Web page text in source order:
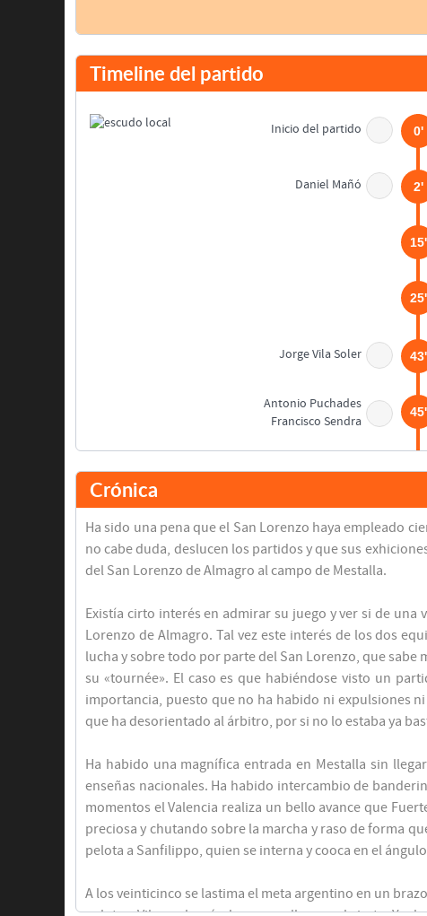
Timeline del partido
Inicio del partido 0'
Daniel Mañó 2'
15'
25'
Jorge Vila Soler 43'
Antonio Puchades
Francisco Sendra
45'
45'
45'
45'
Manuel Badenes
Jorge Vila Soler
45'
57'
Crónica
Ha sido una pena que el San Lorenzo haya empleado
no cabe duda, deslucen los partidos y que sus
del San Lorenzo de Almagro al campo de Mestalla.
Existía cirto interés en admirar su juego y ver si de
Lorenzo de Almagro. Tal vez este interés de los dos
lucha y sobre todo por parte del San Lorenzo, que
su «tournée». El caso es que habiéndose visto un
importancia, puesto que no ha habido ni expulsiones
que ha desorientado al árbitro, por si no lo estaba ya
Ha habido una magnífica entrada en Mestalla sin
enseñas nacionales. Ha habido intercambio de
momentos el Valencia realiza un bello avance que
preciosa y chutando sobre la marcha y raso de forma
pelota a Sanfilippo, quien se interna y cooca en el
A los veinticinco se lastima el meta argentino en un